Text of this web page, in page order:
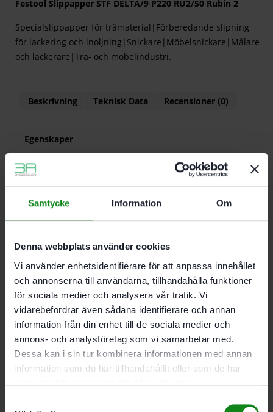
Samtycke Information Om
Denna webbplats använder cookies
Vi använder enhetsidentifierare för att anpassa innehållet
och annonserna till användarna, tillhandahålla funktioner
för sociala medier och analysera vår trafik. Vi
vidarebefordrar även sådana identifierare och annan
information från din enhet till de sociala medier och
annons- och analysföretag som vi samarbetar med.
Dessa kan i sin tur kombinera informationen med annan
information som du har tillhandahållit eller som de har
Festool Slippapper STF DELTA/9 P220 RU2/50 Rubin 2
Specialslippapper för trämaterial|Förberedande slipning
för lackering och inoljning|Snickare|Möbelsnickare|Målare
och lackerare|Trä- och möbelindustri.
Beskrivning Teknisk Data Recensioner (0)
Egenskaper
Bearbetning av toppmoderna lacksystem
Rekommenderas särskilt för VOC-lacker
Bearbetning av extremt hårda underlag
Bearbetning av plast. mineralmaterial. akryl.
spackel. filler
För DTS 400. DTSC 400. DS 400
Korn P220
Förpackning 50 st
Det finns inga recensioner än.
Bli först med att recensera ”Festool Slippapper STF
DELTA/9 P220 RU2/50 Rubin 2”
Du måste vara inloggadför att skriva en recension.